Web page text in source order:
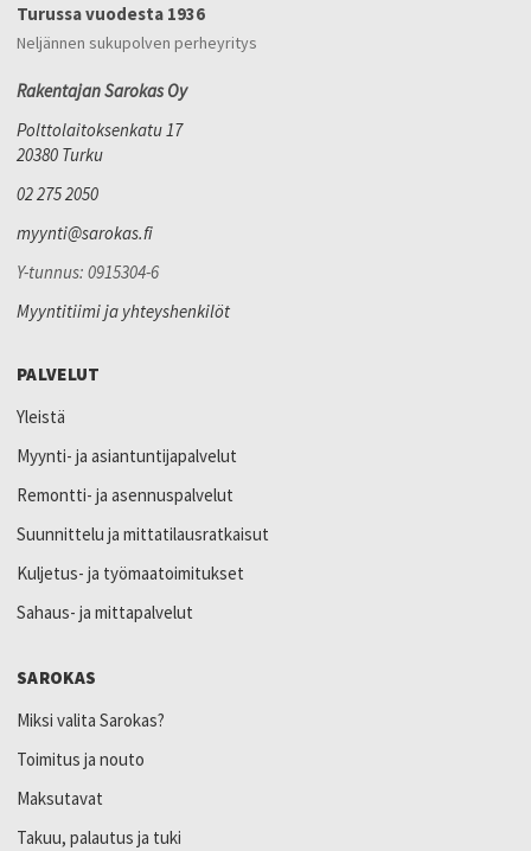
Turussa vuodesta 1936
Neljännen sukupolven perheyritys
Rakentajan Sarokas Oy
Polttolaitoksenkatu 17
20380 Turku
02 275 2050
myynti@sarokas.fi
Y-tunnus: 0915304-6
Myyntitiimi ja yhteyshenkilöt
PALVELUT
Yleistä
Myynti- ja asiantuntijapalvelut
Remontti- ja asennuspalvelut
Suunnittelu ja mittatilausratkaisut
Kuljetus- ja työmaatoimitukset
Sahaus- ja mittapalvelut
SAROKAS
Miksi valita Sarokas?
Toimitus ja nouto
Maksutavat
Takuu, palautus ja tuki